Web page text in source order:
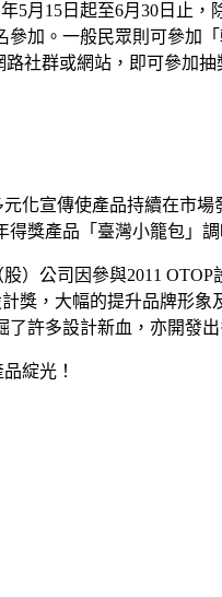
5月15日起至6月30日止
加。一般民眾則可參
路社群或網站，即可參加
化宣傳使產品持續在市
獎產品「臺灣小籠包」
）公司因參與2011
計獎，大幅的提升品牌
許多設計新血，亦開發
綻光！